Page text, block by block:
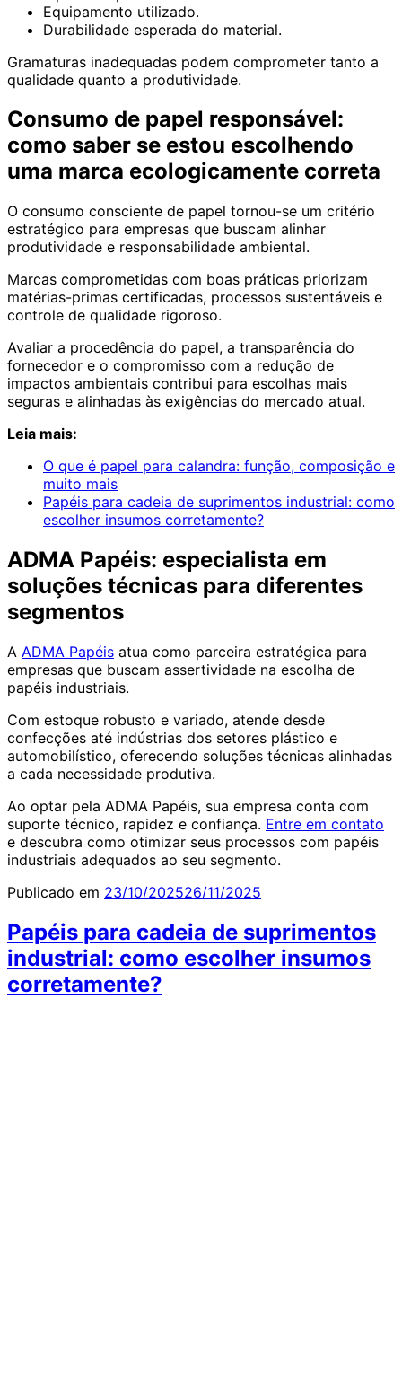
Equipamento utilizado.
Durabilidade esperada do material.
Gramaturas inadequadas podem comprometer tanto a
qualidade quanto a produtividade.
Consumo de papel responsável:
como saber se estou escolhendo
uma marca ecologicamente correta
O consumo consciente de papel tornou-se um critério
estratégico para empresas que buscam alinhar
produtividade e responsabilidade ambiental.
Marcas comprometidas com boas práticas priorizam
matérias-primas certificadas, processos sustentáveis e
controle de qualidade rigoroso.
Avaliar a procedência do papel, a transparência do
fornecedor e o compromisso com a redução de
impactos ambientais contribui para escolhas mais
seguras e alinhadas às exigências do mercado atual.
Leia mais:
O que é papel para calandra: função, composição e
muito mais
Papéis para cadeia de suprimentos industrial: como
escolher insumos corretamente?
ADMA Papéis: especialista em
soluções técnicas para diferentes
segmentos
A ADMA Papéis atua como parceira estratégica para
empresas que buscam assertividade na escolha de
papéis industriais.
Com estoque robusto e variado, atende desde
confecções até indústrias dos setores plástico e
automobilístico, oferecendo soluções técnicas alinhadas
a cada necessidade produtiva.
Ao optar pela ADMA Papéis, sua empresa conta com
suporte técnico, rapidez e confiança. Entre em contato
e descubra como otimizar seus processos com papéis
industriais adequados ao seu segmento.
Publicado em 23/10/202526/11/2025
Papéis para cadeia de suprimentos
industrial: como escolher insumos
corretamente?